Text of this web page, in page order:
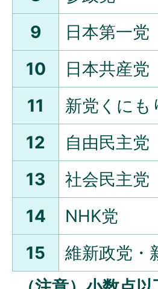
9
日本第一党
10
日本共産党
11
新党くにも
12
自由民主党
13
社会民主党
14
NHK党
15
維新政党・